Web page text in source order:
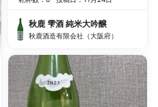
秋鹿 雫酒 純米大吟醸
秋鹿酒造有限会社（大阪府）